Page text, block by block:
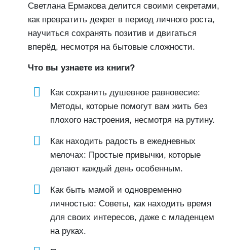
Светлана Ермакова делится своими секретами,
как превратить декрет в период личного роста,
научиться сохранять позитив и двигаться
вперёд, несмотря на бытовые сложности.
Что вы узнаете из книги?
Как сохранить душевное равновесие:
Методы, которые помогут вам жить без
плохого настроения, несмотря на рутину.
Как находить радость в ежедневных
мелочах: Простые привычки, которые
делают каждый день особенным.
Как быть мамой и одновременно
личностью: Советы, как находить время
для своих интересов, даже с младенцем
на руках.